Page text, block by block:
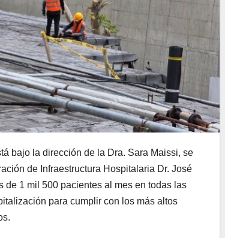
bajo la dirección de la Dra. Sara Maissi, se
de Infraestructura Hospitalaria Dr. José
1 mil 500 pacientes al mes en todas las
para cumplir con los más altos